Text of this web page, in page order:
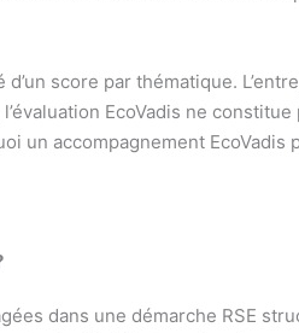
score par thématique.
EcoVadis ne
un accompagnement
dans une démarche RSE